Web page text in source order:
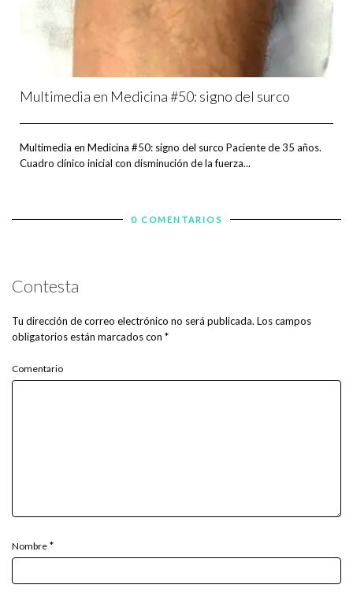
Multimedia en Medicina #50: signo del surco
Multimedia en Medicina #50: signo del surco Paciente de 35 años.
Cuadro clínico inicial con disminución de la fuerza...
0 COMENTARIOS
Contesta
Tu dirección de correo electrónico no será publicada. Los campos
obligatorios están marcados con *
Comentario
Nombre *